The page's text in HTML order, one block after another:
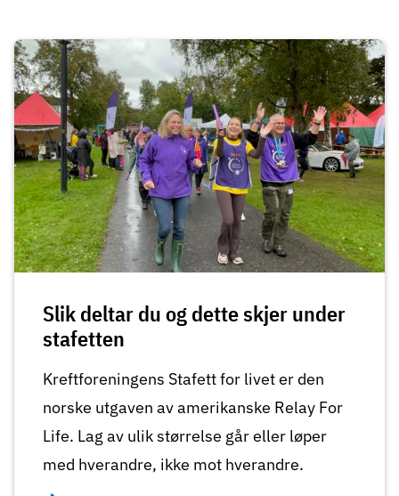
Slik deltar du og dette skjer under
stafetten
Kreftforeningens Stafett for livet er den
norske utgaven av amerikanske Relay For
Life. Lag av ulik størrelse går eller løper
med hverandre, ikke mot hverandre.